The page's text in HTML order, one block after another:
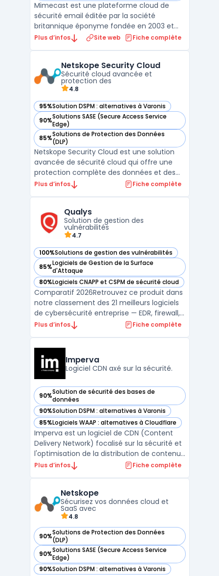
Mimecast est une plateforme cloud de
sécurité email éditée par la société
britannique éponyme fondée en 2003 et
cotée au Nasdaq. La plateforme filtre les
ransomwares et les attaques de
compromission de messagerie pro ...
Plus d’infos Site web Fiche complète
Netskope Security Cloud
Sécurité cloud avancée et
protection des
4.8
95%Solution DSPM : alternatives à Varonis
— voir Netskope Security Cloud dans cette catégorie
90%Solutions SASE (Secure Access Service
Edge)
— voir Netskope Security Cloud dans cette catégorie
85%Solutions de Protection des Données
(DLP)
— voir Netskope Security Cloud dans cette catégorie
Netskope Security Cloud est une solution
avancée de sécurité cloud qui offre une
protection complète des données et des
applications dans les environnements
entreprises de contrôler et de sécuriser
l'accès à leurs données et ...
Plus d’infos Fiche complète
Qualys
Solution de gestion des
vulnérabilités
4.7
100%Solutions de gestion des vulnérabilités
— voir Qualys dans cette catégorie
85%Logiciels de Gestion de la Surface
d'Attaque
— voir Qualys dans cette catégorie
80%Logiciels CNAPP et CSPM de sécurité cloud
— voir Qualys dans cette catégorie
Comparatif 2026Retrouvez ce produit dans
notre classement des 21 meilleurs logiciels
de cybersécurité entreprise — EDR, firewall,
SIEM, XDR. ...
Plus d’infos Fiche complète
Imperva
Logiciel CDN axé sur la sécurité.
90%Solution de sécurité des bases de
données
— voir Imperva dans cette catégorie
90%Solution DSPM : alternatives à Varonis
— voir Imperva dans cette catégorie
85%Logiciels WAAP : alternatives à Cloudflare
— voir Imperva dans cette catégorie
Imperva est un logiciel de CDN (Content
Delivery Network) focalisé sur la sécurité et
l'optimisation de la distribution de contenus
digitaux. Sa technologie avancée assure
activement contre diverses menaces en
ligne ...
Plus d’infos Fiche complète
Netskope
Sécurisez vos données cloud et
SaaS avec
4.8
90%Solutions de Protection des Données
(DLP)
— voir Netskope dans cette catégorie
90%Solutions SASE (Secure Access Service
Edge)
— voir Netskope dans cette catégorie
90%Solution DSPM : alternatives à Varonis
— voir Netskope dans cette catégorie